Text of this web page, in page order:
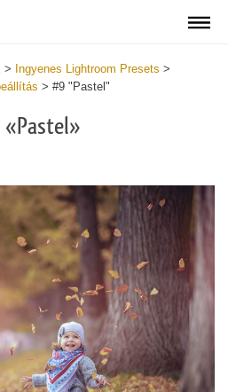
> Ingyenes Lightroom Presets >
> #9 "Pastel"
«Pastel»